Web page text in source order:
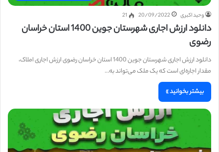
وحید اکبری 20/09/2022
21
دانلود ارزش اجاری شهرستان جوین 1400 استان خراسان
رضوی
دانلود ارزش اجاری شهرستان جوین 1400 استان خراسان رضوی ارزش اجاری املاک،
مقدار اجاره‌ای است که یک ملک می‌تواند به…
بیشتر بخوانید »